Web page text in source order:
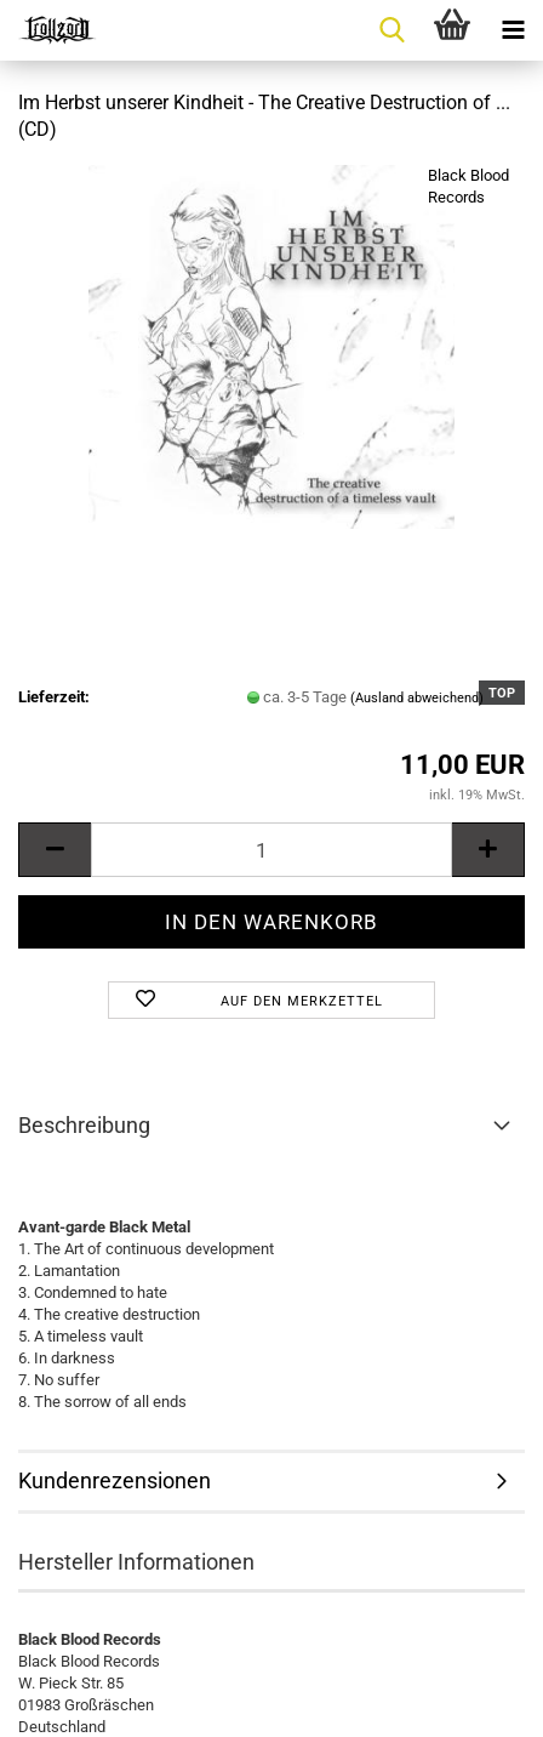
Im Herbst unserer Kindheit - The Creative Destruction of ...
(CD)
Black Blood
Records
TOP
Lieferzeit: ca. 3-5 Tage(Ausland abweichend)
11,00 EUR
inkl. 19% MwSt.
AUF DEN MERKZETTEL
Beschreibung
Avant-garde Black Metal
1. The Art of continuous development
2. Lamantation
3. Condemned to hate
4. The creative destruction
5. A timeless vault
6. In darkness
7. No suffer
8. The sorrow of all ends
Kundenrezensionen
Hersteller Informationen
Black Blood Records
Black Blood Records
W. Pieck Str. 85
01983 Großräschen
Deutschland